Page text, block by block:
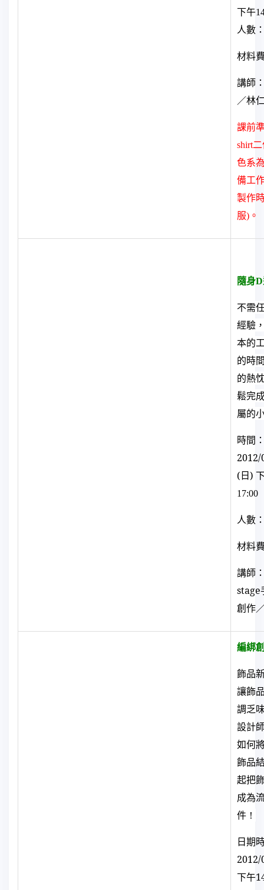
下午
人數
材料
講師
／林
課前
shirt
色系
備工
製作
服) 。
隨身D
不需
經驗
本的
的時
的熱
鬆完
屬的
時間
2012/
(日)
17:00
人數
材料
講師
stage
創作
編綁
飾品
讓飾
調乏
設計
如何
飾品
起把
成為
件 ！
日期
下午